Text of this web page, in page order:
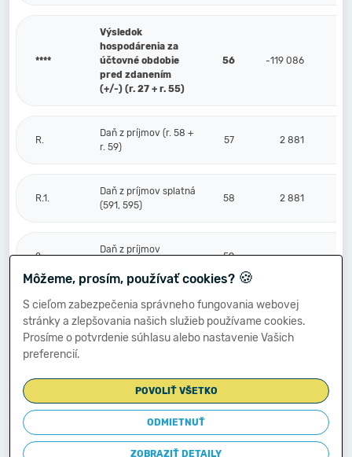
****
Výsledok
hospodárenia za
účtovné obdobie
pred zdanením
(+/-) (r. 27 + r. 55)
56 -119 086
R.
Daň z príjmov (r. 58 +
r. 59)
57 2 881
R.1.
Daň z príjmov splatná
(591, 595)
58 2 881
2.
Daň z príjmov
59
S.
Prevod podielov na
výsledku
hospodárenia
60
****
Výsledok
hospodárenia za
účtovné obdobie po
zdanení (+/-) (r. 56
61 -121 967
Môžeme, prosím, používať cookies? 🍪
S cieľom zabezpečenia správneho fungovania webovej
stránky a zlepšovania našich služieb používame cookies.
Prosíme o potvrdenie súhlasu alebo nastavenie Vašich
preferencií.
POVOLIŤ VŠETKO
ODMIETNUŤ
ZOBRAZIŤ DETAILY